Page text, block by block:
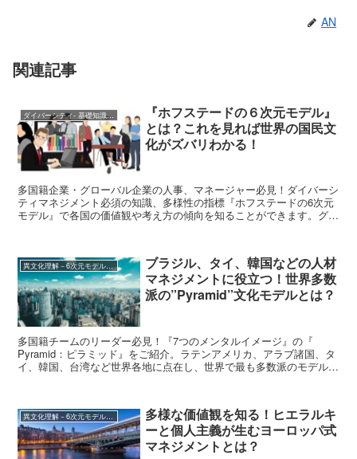
AN
関連記事
ダイバーシティ- 基礎知識など
『ホフステードの６次元モデル』
とは？これを見れば世界の国民文
化がズバリわかる！
多国籍企業・グローバル企業の人事、マネージャー必見！ダイバーシ
ティマネジメント必須の知識、多様性の指標『ホフステードの6次元
モデル』で各国の価値観や考え方の傾向を知ることができます。グロ
異文化理解－6次元モデル、7つのメンタルイメージなど
ブラジル、タイ、韓国などの人材
マネジメントに役立つ！世界多数
派の”Pyramid”文化モデルとは？
多国籍チームのリーダー必見！『7つのメンタルイメージ』の『
Pyramid：ピラミッド』をご紹介。ラテンアメリカ、アラブ諸国、タ
イ、韓国、台湾など世界各地に点在し、世界で最も多数派のモデルで
異文化理解－6次元モデル、7つのメンタルイメージなど
多様な価値観を知る！ヒエラルキ
ーと個人主義が生むヨーロッパ式
マネジメントとは？